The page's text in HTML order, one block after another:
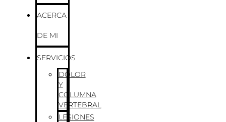
ACERCA
DE MI
SERVICIOS
DOLOR
Y
COLUMNA
VERTEBRAL
LESIONES